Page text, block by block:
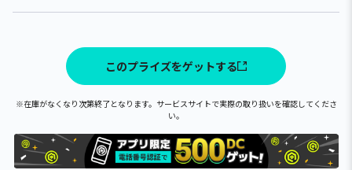
このプライズをゲットする
※在庫がなくなり次第終了となります。サービスサイトで実際の取り扱いを確認してくださ
い。